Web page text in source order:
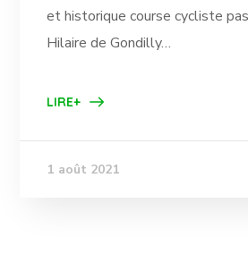
et historique course cycliste
Hilaire de Gondilly…
LIRE+
1 août 2021